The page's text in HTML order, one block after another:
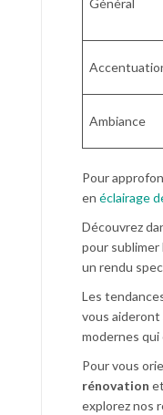
Général
Ambiance
Pour
en éclairage
Découvrez
pour sublimer
un rendu
Les
vous
modernes
Pour vous
rénovation
explorez nos